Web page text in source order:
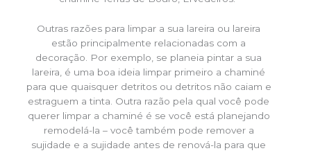
Outras razões para limpar a sua lareira ou lareira
estão principalmente relacionadas com a
decoração. Por exemplo, se planeia pintar a sua
lareira, é uma boa ideia limpar primeiro a chaminé
para que quaisquer detritos ou detritos não caiam e
estraguem a tinta. Outra razão pela qual você pode
querer limpar a chaminé é se você está planejando
remodelá-la – você também pode remover a
sujidade e a sujidade antes de renová-la para que